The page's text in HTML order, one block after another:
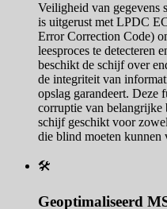
Veiligheid van gegevens
is uitgerust met LPDC
Error Correction Code)
leesproces te detecteren
beschikt de schijf over
de integriteit van
opslag garandeert. Deze
corruptie van belangrijke
schijf geschikt voor
die blind moeten kunnen
🛠️
Geoptimaliseerd